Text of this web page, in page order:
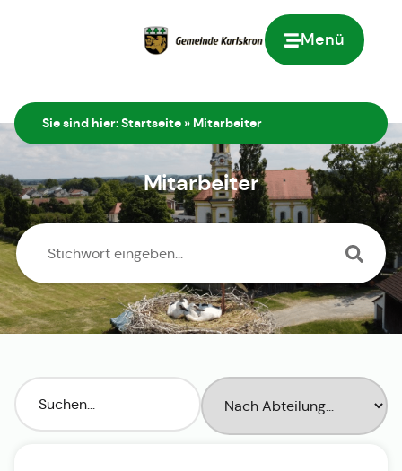
Menü
Sie sind hier:Startseite » Mitarbeiter
Mitarbeiter